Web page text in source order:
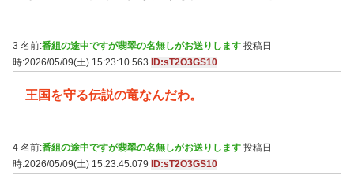
3 名前:番組の途中ですが翡翠の名無しがお送りします 投稿日
時:2026/05/09(土) 15:23:10.563
ID:sT2O3GS10
王国を守る伝説の竜なんだわ。
4 名前:番組の途中ですが翡翠の名無しがお送りします 投稿日
時:2026/05/09(土) 15:23:45.079 ID:sT2O3GS10